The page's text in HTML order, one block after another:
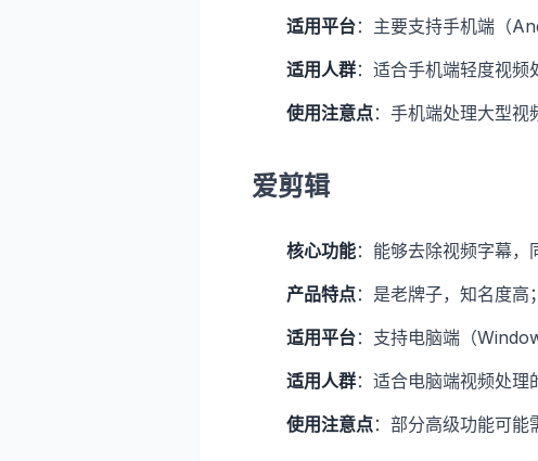
适用平台：主要支持手机端（
适用人群：适合手机端轻度视频
使用注意点：手机端处理大型视
爱剪辑
核心功能：能够去除视频字幕，
产品特点：是老牌子，知名度高
适用平台：支持电脑端（
适用人群：适合电脑端视频处理
使用注意点：部分高级功能可能